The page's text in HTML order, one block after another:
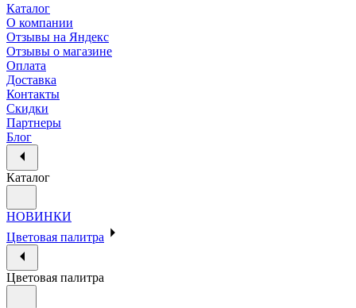
Каталог
О компании
Отзывы на Яндекс
Отзывы о магазине
Оплата
Доставка
Контакты
Скидки
Партнеры
Блог
Каталог
НОВИНКИ
Цветовая палитра
Цветовая палитра